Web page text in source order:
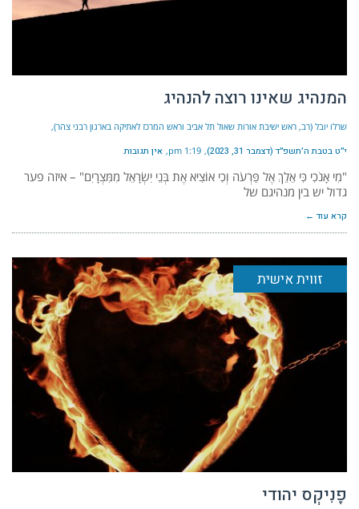
המנהיג שאינו רוצה להנהיג
שרלו יובל (רב, ראש ישיבת אורות שאול תל אביב וראש המרכז לאתיקה בארגון רבני צהר)
י״ט בטבת ה׳תשפ״ד (דצמבר 31, 2023) 1:19 pm אין תגובות
"מִי אָנֹכִי כִּי אֵלֵךְ אֶל פַּרְעֹה וְכִי אוֹצִיא אֶת בְּנֵי יִשְׂרָאֵל מִמִּצְרָיִם" – איזה פער
גדול יש בין מנהיגם של
קרא עוד ←
זווית אישית
פֶנִיקְס יהודי